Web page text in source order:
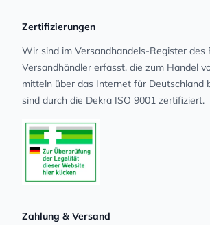
Zertifizierungen
Wir sind im Versandhandels-Register des
Versandhändler erfasst, die zum Handel
mit­teln über das Internet für Deutschland
sind durch die Dekra ISO 9001 zertifiziert.
Zahlung & Versand